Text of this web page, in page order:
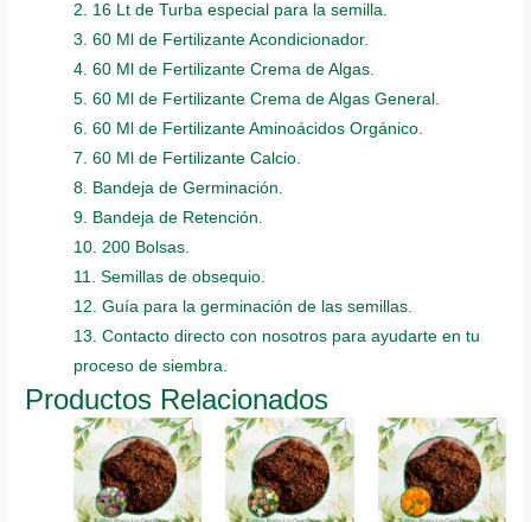
2. 16 Lt de Turba especial para la semilla.
3. 60 Ml de Fertilizante Acondicionador.
4. 60 Ml de Fertilizante Crema de Algas.
5. 60 Ml de Fertilizante Crema de Algas General.
6. 60 Ml de Fertilizante Aminoácidos Orgánico.
7. 60 Ml de Fertilizante Calcio.
8. Bandeja de Germinación.
9. Bandeja de Retención.
10. 200 Bolsas.
11. Semillas de obsequio.
12. Guía para la germinación de las semillas.
13. Contacto directo con nosotros para ayudarte en tu
proceso de siembra.
Productos Relacionados